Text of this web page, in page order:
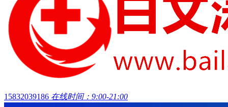
15832039186 在线时间：9:00-21:00